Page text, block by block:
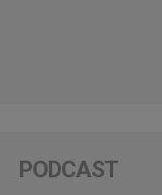
PODCAST